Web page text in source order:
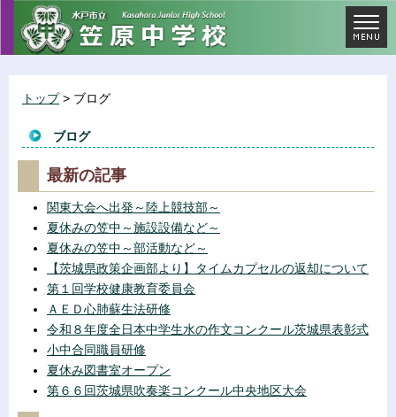
トップ> ブログ
ブログ
最新の記事
関東大会へ出発～陸上競技部～
夏休みの笠中～施設設備など～
夏休みの笠中～部活動など～
【茨城県政策企画部より】タイムカプセルの返却について
第１回学校健康教育委員会
ＡＥＤ心肺蘇生法研修
令和８年度全日本中学生水の作文コンクール茨城県表彰式
小中合同職員研修
夏休み図書室オープン
第６６回茨城県吹奏楽コンクール中央地区大会